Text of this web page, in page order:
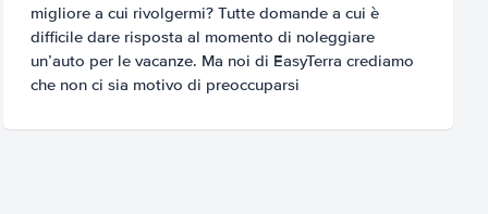
migliore a cui rivolgermi? Tutte domande a cui è
difficile dare risposta al momento di noleggiare
un’auto per le vacanze. Ma noi di EasyTerra crediamo
che non ci sia motivo di preoccuparsi